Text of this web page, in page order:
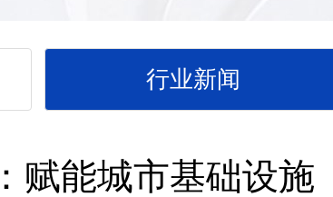
行业新闻
赋能城市基础设施